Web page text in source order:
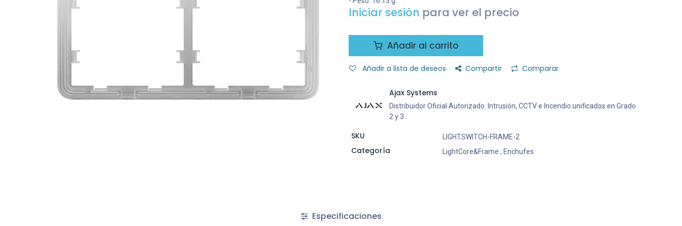
Iniciar sesión para ver el precio
Añadir al carrito
Añadir a lista de deseos Compartir Comparar
Ajax Systems
Distribuidor Oficial Autorizado. Intrusión, CCTV e Incendio unificados en Grado
2 y 3
SKU LIGHTSWITCH-FRAME-2
Categoría LightCore&Frame , Enchufes
Especificaciones